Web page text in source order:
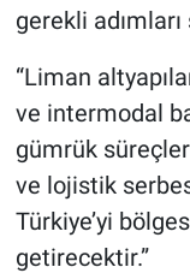
gerekli adımları
“Liman
ve intermodal
gümrük
ve lojistik
Türkiye’yi
getirecektir.”